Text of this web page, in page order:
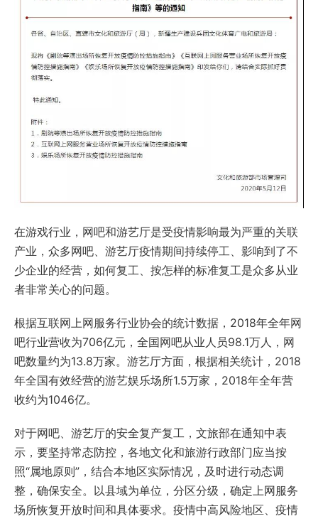
在游戏行业，网吧和游艺厅是受疫情影响最为严重的关联
产业，众多网吧、游艺厅疫情期间持续停工、影响到了不
少企业的经营，如何复工、按怎样的标准复工是众多从业
者非常关心的问题。
根据互联网上网服务行业协会的统计数据，2018年全年网
吧行业营收为706亿元，全国网吧从业人员98.1万人，网
吧数量约为13.8万家。游艺厅方面，根据相关统计，2018
年全国有效经营的游艺娱乐场所1.5万家，2018年全年营
收约为1046亿。
对于网吧、游艺厅的安全复产复工，文旅部在通知中表
示，要坚持常态防控，各地文化和旅游行政部门应当按
照“属地原则”，结合本地区实际情况，及时进行动态调
整，确保安全。以县域为单位，分区分级，确定上网服务
场所恢复开放时间和具体要求。疫情中高风险地区、疫情